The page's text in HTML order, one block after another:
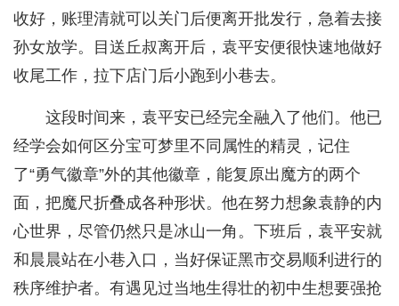
收好，账理清就可以关门后便离开批发行，急着去接
孙女放学。目送丘叔离开后，袁平安便很快速地做好
收尾工作，拉下店门后小跑到小巷去。
这段时间来，袁平安已经完全融入了他们。他已
经学会如何区分宝可梦里不同属性的精灵，记住
了“勇气徽章”外的其他徽章，能复原出魔方的两个
面，把魔尺折叠成各种形状。他在努力想象袁静的内
心世界，尽管仍然只是冰山一角。下班后，袁平安就
和晨晨站在小巷入口，当好保证黑市交易顺利进行的
秩序维护者。有遇见过当地生得壮的初中生想要强抢